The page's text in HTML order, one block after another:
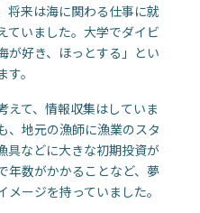
将来は海に関わる仕事に就
ていました。大学でダイビ
が好き、ほっとする」とい
。
えて、情報収集はしていま
、地元の漁師に漁業のスタ
具などに大きな初期投資が
年数がかかることなど、夢
ージを持っていました。